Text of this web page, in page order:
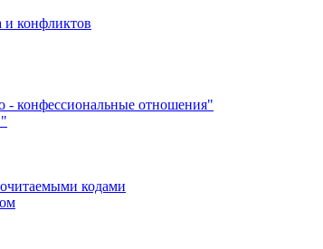
и конфликтов
- конфессиональные отношения"
кодами